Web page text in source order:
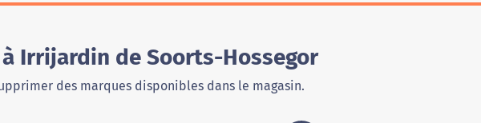
Irrijardin de Soorts-Hossegor
des marques disponibles dans le magasin.